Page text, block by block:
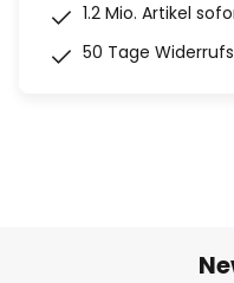
1.2 Mio. Artikel
50 Tage